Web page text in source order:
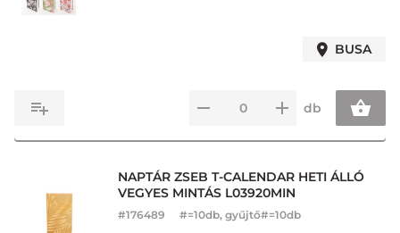
BUSA
db
NAPTÁR ZSEB T-CALENDAR HETI ÁLLÓ
VEGYES MINTÁS L03920MIN
#176489 #=10db, gyűjtő#=10db